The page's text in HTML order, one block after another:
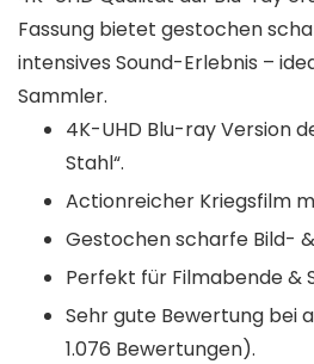
Fassung bietet gestochen
intensives Sound-Erlebnis –
Sammler.
4K-UHD Blu-ray Version
Stahl“.
Actionreicher Kriegsfilm
Gestochen scharfe Bild-
Perfekt für Filmabende &
Sehr gute Bewertung bei
1.076 Bewertungen).